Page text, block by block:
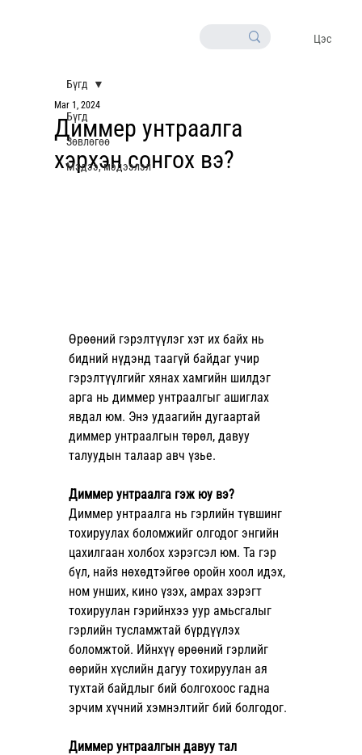
Цэс
Бүгд
Зөвлөгөө
Мэдээ, мэдээлэл
Бүгд
Диммер унтраалга
хэрхэн сонгох вэ?
Mar 1, 2024
Өрөөний гэрэлтүүлэг хэт их байх нь
бидний нүдэнд таагүй байдаг учир
гэрэлтүүлгийг хянах хамгийн шилдэг
арга нь диммер унтраалгыг ашиглах
явдал юм. Энэ удаагийн дугаартай
диммер унтраалгын төрөл, давуу
талуудын талаар авч үзье.
Диммер унтраалга гэж юу вэ?
Диммер унтраалга нь гэрлийн түвшинг
тохируулах боломжийг олгодог энгийн
цахилгаан холбох хэрэгсэл юм. Та гэр
бүл, найз нөхөдтэйгөө оройн хоол идэх,
ном унших, кино үзэх, амрах зэрэгт
тохируулан гэрийнхээ уур амьсгалыг
гэрлийн тусламжтай бүрдүүлэх
боломжтой. Ийнхүү өрөөний гэрлийг
өөрийн хүслийн дагуу тохируулан ая
тухтай байдлыг бий болгохоос гадна
эрчим хүчний хэмнэлтийг бий болгодог.
Диммер унтраалгын давуу тал